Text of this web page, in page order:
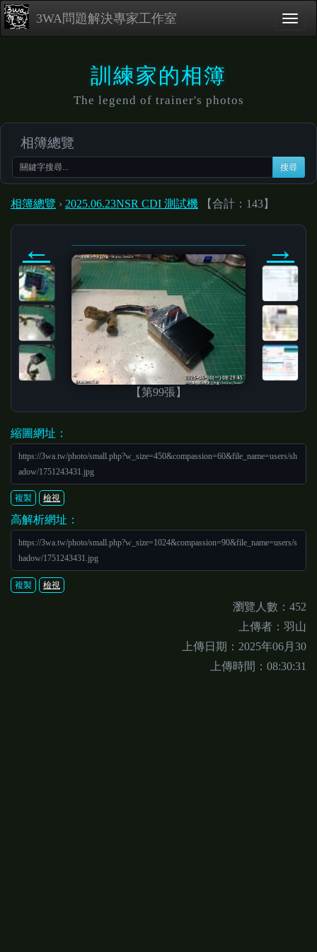
3WA問題解決專家工作室
訓練家的相簿
The legend of trainer's photos
相簿總覽
搜尋
相簿總覽 › 2025.06.23NSR CDI 測試機 【合計：143】
←
【第99張】
→
縮圖網址：
https://3wa.tw/photo/small.php?w_size=450&compassion=60&file_name=users/sh
adow/1751243431.jpg
複製 檢視
高解析網址：
https://3wa.tw/photo/small.php?w_size=1024&compassion=90&file_name=users/s
hadow/1751243431.jpg
複製 檢視
瀏覽人數：452
上傳者：羽山
上傳日期：2025年06月30
上傳時間：08:30:31